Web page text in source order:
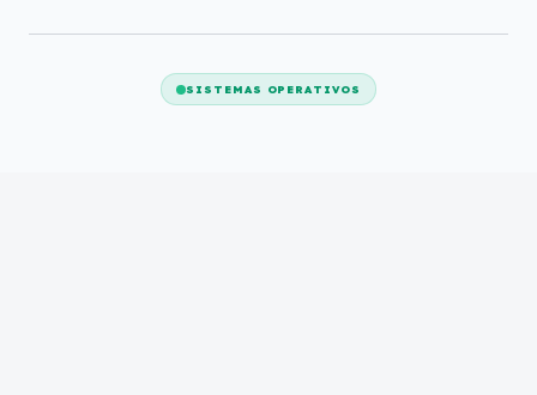
SISTEMAS OPERATIVOS